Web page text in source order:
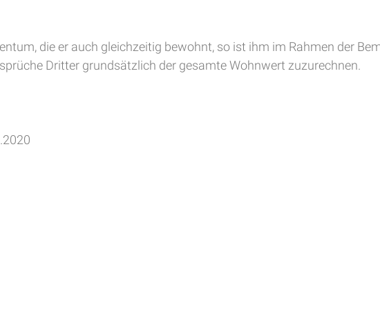
die er auch gleichzeitig bewohnt, so ist ihm im Rahmen der
Dritter grundsätzlich der gesamte Wohnwert zuzurechnen.